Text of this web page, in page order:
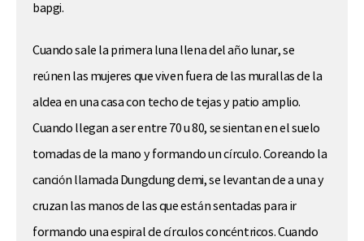
bapgi.
Cuando sale la primera luna llena del año lunar, se
reúnen las mujeres que viven fuera de las murallas de la
aldea en una casa con techo de tejas y patio amplio.
Cuando llegan a ser entre 70 u 80, se sientan en el suelo
tomadas de la mano y formando un círculo. Coreando la
canción llamada Dungdung demi, se levantan de a una y
cruzan las manos de las que están sentadas para ir
formando una espiral de círculos concéntricos. Cuando